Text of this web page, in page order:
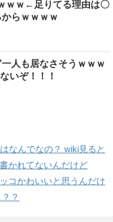
ｗｗ←足りてる理由は〇
らｗｗｗｗ
一人も居なさそうｗｗｗ
いぞ！！！
なんでなの？ wiki見ると
かれてないんだけど
コかわいいと思うんだけ
？